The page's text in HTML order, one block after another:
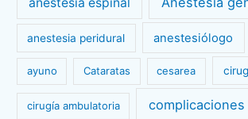
anestesia peridural anestesiólogo
ayuno Cataratas cesarea
cirugía ambulatoria complicaciones